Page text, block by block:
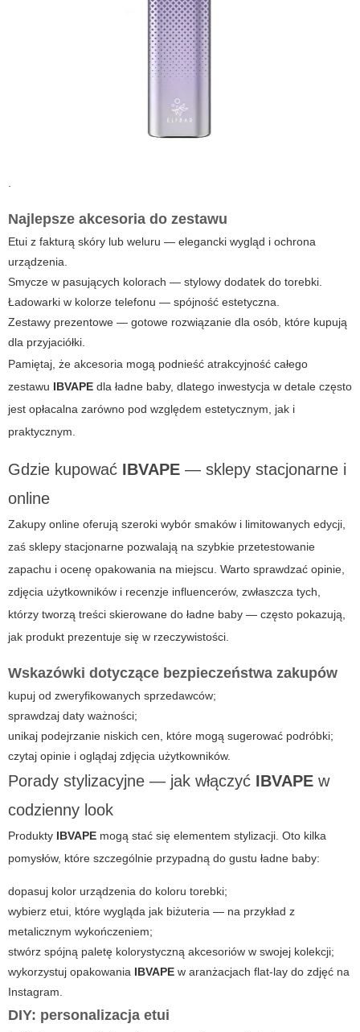
.
Najlepsze akcesoria do zestawu
Etui z fakturą skóry lub weluru — elegancki wygląd i ochrona
urządzenia.
Smycze w pasujących kolorach — stylowy dodatek do torebki.
Ładowarki w kolorze telefonu — spójność estetyczna.
Zestawy prezentowe — gotowe rozwiązanie dla osób, które kupują
dla przyjaciółki.
Pamiętaj, że akcesoria mogą podnieść atrakcyjność całego
zestawu IBVAPE dla ładne baby, dlatego inwestycja w detale często
jest opłacalna zarówno pod względem estetycznym, jak i
praktycznym.
Gdzie kupować IBVAPE — sklepy stacjonarne i
online
Zakupy online oferują szeroki wybór smaków i limitowanych edycji,
zaś sklepy stacjonarne pozwalają na szybkie przetestowanie
zapachu i ocenę opakowania na miejscu. Warto sprawdzać opinie,
zdjęcia użytkowników i recenzje influencerów, zwłaszcza tych,
którzy tworzą treści skierowane do ładne baby — często pokazują,
jak produkt prezentuje się w rzeczywistości.
Wskazówki dotyczące bezpieczeństwa zakupów
kupuj od zweryfikowanych sprzedawców;
sprawdzaj daty ważności;
unikaj podejrzanie niskich cen, które mogą sugerować podróbki;
czytaj opinie i oglądaj zdjęcia użytkowników.
Porady stylizacyjne — jak włączyć IBVAPE w
codzienny look
Produkty IBVAPE mogą stać się elementem stylizacji. Oto kilka
pomysłów, które szczególnie przypadną do gustu ładne baby:
dopasuj kolor urządzenia do koloru torebki;
wybierz etui, które wygląda jak biżuteria — na przykład z
metalicznym wykończeniem;
stwórz spójną paletę kolorystyczną akcesoriów w swojej kolekcji;
wykorzystuj opakowania IBVAPE w aranżacjach flat-lay do zdjęć na
Instagram.
DIY: personalizacja etui